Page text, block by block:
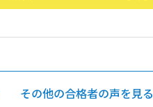
その他の合格者の声を見る